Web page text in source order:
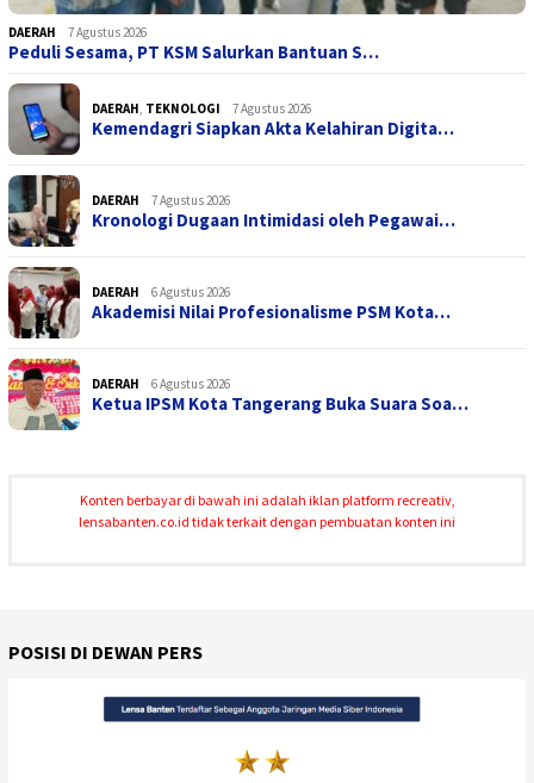
DAERAH 7 Agustus 2026
Peduli Sesama, PT KSM Salurkan Bantuan S…
DAERAH TEKNOLOGI 7 Agustus 2026
Kemendagri Siapkan Akta Kelahiran Digita…
DAERAH 7 Agustus 2026
Kronologi Dugaan Intimidasi oleh Pegawai…
DAERAH 6 Agustus 2026
Akademisi Nilai Profesionalisme PSM Kota…
DAERAH 6 Agustus 2026
Ketua IPSM Kota Tangerang Buka Suara Soa…
Konten berbayar di bawah ini adalah iklan platform recreativ,
lensabanten.co.id tidak terkait dengan pembuatan konten ini
POSISI DI DEWAN PERS